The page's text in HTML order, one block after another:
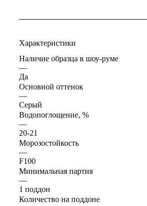
Характеристики
Наличие образца в шоу-руме
—
Да
Основной оттенок
—
Серый
Водопоглощение, %
—
20-21
Морозостойкость
—
F100
Минимальная партия
—
1 поддон
Количество на поддоне